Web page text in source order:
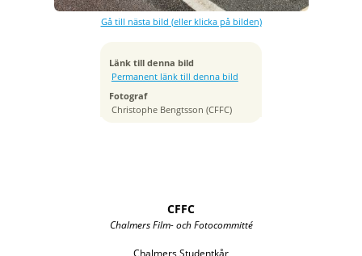
Gå till nästa bild (eller klicka på bilden)
Länk till denna bild
Permanent länk till denna bild
Fotograf
Christophe Bengtsson (CFFC)
f/6.3
Tagen
ISO
100
Brännvidd
24 mm
CFFC
Chalmers Film- och Fotocommitté